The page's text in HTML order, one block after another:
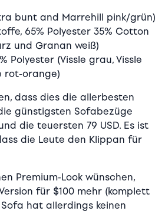
bunt and Marrehill pink/grün)
65% Polyester 35% Cotton
und Granan weiß)
Polyester (Vissle grau, Vissle
rot-orange)
dass dies die allerbesten
günstigsten Sofabezüge
die teuersten 79 USD. Es ist
die Leute den Klippan für
Premium-Look wünschen,
für $100 mehr (komplett
hat allerdings keinen